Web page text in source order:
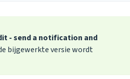
- send a notification and
bijgewerkte versie wordt